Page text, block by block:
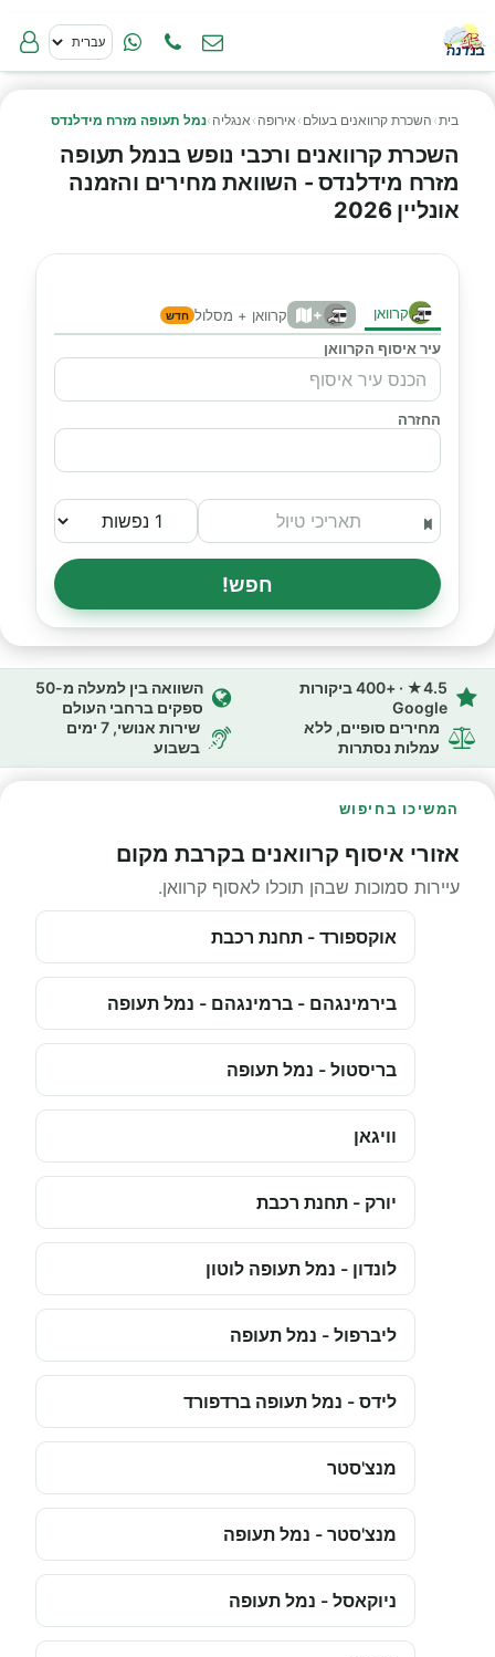
בית› השכרת קרוואנים בעולם › אירופה › אנגליה ›נמל תעופה מזרח מידלנדס
השכרת קרוואנים ורכבי נופש בנמל תעופה
מזרח מידלנדס - השוואת מחירים והזמנה
אונליין 2026
קרוואן + קרוואן + מסלול חדש
עיר איסוף הקרוואן
החזרה
חפש!
4.5★ · +400 ביקורות
Google
השוואה בין למעלה מ-50
ספקים ברחבי העולם
מחירים סופיים, ללא
עמלות נסתרות
שירות אנושי, 7 ימים
בשבוע
המשיכו בחיפוש
אזורי איסוף קרוואנים בקרבת מקום
עיירות סמוכות שבהן תוכלו לאסוף קרוואן.
אוקספורד - תחנת רכבת
בירמינגהם - ברמינגהם - נמל תעופה
בריסטול - נמל תעופה
וויגאן
יורק - תחנת רכבת
לונדון - נמל תעופה לוטון
ליברפול - נמל תעופה
לידס - נמל תעופה ברדפורד
מנצ'סטר
מנצ'סטר - נמל תעופה
ניוקאסל - נמל תעופה